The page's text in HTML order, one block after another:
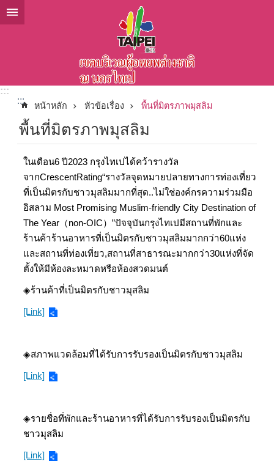
ข้ามไปที่บล็อกเนื้อหาหลัก
:::
:::
หน้าหลัก หัวข้อเรื่อง พื้นที่มิตรภาพมุสลิม
พื้นที่มิตรภาพมุสลิม
ในเดือน6 ปี2023 กรุงไทเปได้คว้ารางวัล
จากCrescentRating“รางวัลจุดหมายปลายทางการท่องเที่ยว
ที่เป็นมิตรกับชาวมุสลิมมากที่สุด..ไม่ใช่องค์กรความร่วมมือ
อิสลาม Most Promising Muslim-friendly City Destination of
The Year（non-OIC）”ปัจจุบันกรุงไทเปมีสถานที่พักและ
ร้านค้าร้านอาหารที่เป็นมิตรกับชาวมุสลิมมากกว่า60แห่ง
และสถานที่ท่องเที่ยว,สถานที่สาธารณะมากกว่า30แห่งที่จัด
ตั้งให้มีห้องละหมาดหรือห้องสวดมนต์
◈ร้านค้าที่เป็นมิตรกับชาวมุสลิม
[Link]
◈สภาพแวดล้อมที่ได้รับการรับรองเป็นมิตรกับชาวมุสลิม
[Link]
◈รายชื่อที่พักและร้านอาหารที่ได้รับการรับรองเป็นมิตรกับ
ชาวมุสลิม
[Link]